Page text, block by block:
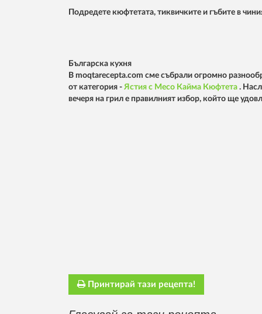
Подредете кюфтетата, тиквичките и гъбите в
Българска кухня
В moqtarecepta.com сме събрали огромно
от категория - Ястия с Месо Кайма Кюфтета .
вечеря на грил е правилният избор, който ще
Принтирай тази рецепта!